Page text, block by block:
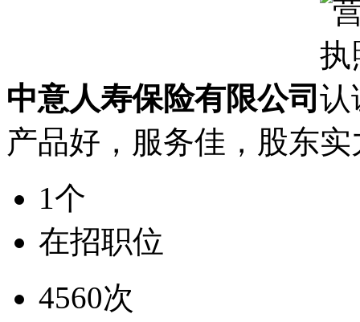
中意人寿保险有限公司
产品好，服务佳，股东实
1个
在招职位
4560次